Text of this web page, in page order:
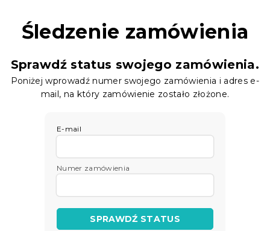
Śledzenie zamówienia
Sprawdź status swojego zamówienia.
Poniżej wprowadź numer swojego zamówienia i adres e-
mail, na który zamówienie zostało złożone.
E-mail
Numer zamówienia
SPRAWDŹ STATUS